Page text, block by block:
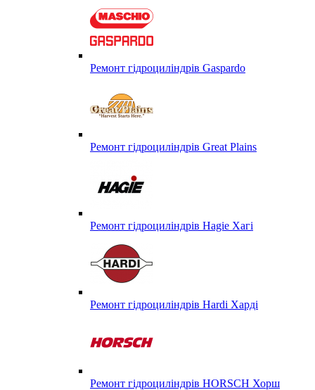
Ремонт гідроциліндрів Gaspardo
Ремонт гідроциліндрів Great Plains
Ремонт гідроциліндрів Hagie Хагі
Ремонт гідроциліндрів Hardi Харді
Ремонт гідроциліндрів HORSCH Хорш